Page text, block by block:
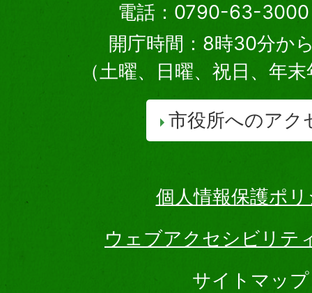
電話：0790-63-3000
開庁時間：8時30分か
（土曜、日曜、祝日、年
市役所へのアク
個人情報保護ポ
ウェブアクセシビリテ
サイトマップ